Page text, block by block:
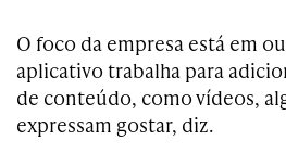
O foco da empresa está em
aplicativo trabalha para
de conteúdo, como vídeos,
expressam gostar, diz.